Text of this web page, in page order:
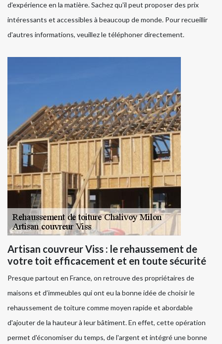
d'expérience en la matière. Sachez qu'il peut proposer des prix
intéressants et accessibles à beaucoup de monde. Pour recueillir
d'autres informations, veuillez le téléphoner directement.
Artisan couvreur Viss : le rehaussement de
votre toit efficacement et en toute sécurité
Presque partout en France, on retrouve des propriétaires de
maisons et d’immeubles qui ont eu la bonne idée de choisir le
rehaussement de toiture comme moyen rapide et abordable
d'ajouter de la hauteur à leur bâtiment. En effet, cette opération
permet d'économiser du temps, de l'argent et intégré une bonne